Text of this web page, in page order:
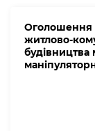
Оголошення
житлово-
будівництва